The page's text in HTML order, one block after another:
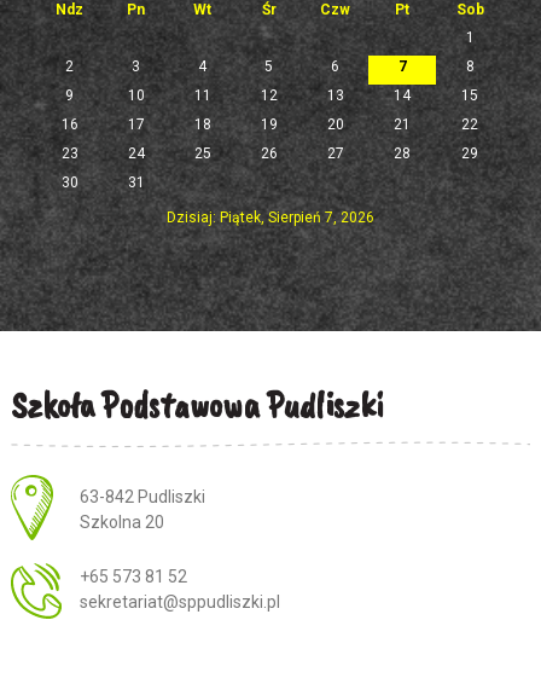
Ndz Pn Wt Śr Czw Pt
Sob
1
2
3 4 5 6 7
8
9
10 11 12 13 14
15
16
17 18 19 20 21
22
23
24 25 26 27 28
29
30
31
Dzisiaj: Piątek, Sierpień 7, 2026
Szkoła Podstawowa Pudliszki
Adres pocztowy:
63-842 Pudliszki
Szkolna 20
+65 573 81 52
sekretariat@sppudliszki.pl